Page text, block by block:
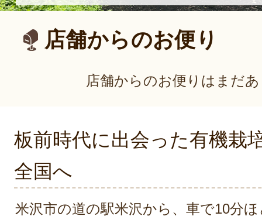
店舗からのお便り
店舗からのお便りはまだ
板前時代に出会った有機栽
全国へ
米沢市の道の駅米沢から、車で10分